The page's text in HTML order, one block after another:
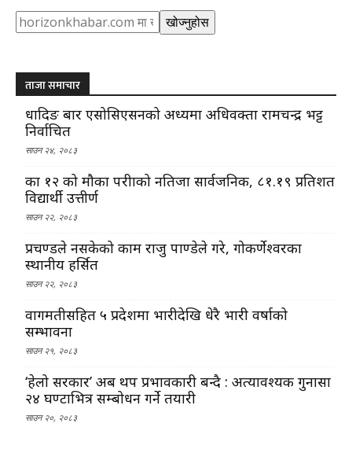
Search खोज्नुहोस
ताजा समाचार
धादिङ बार एसोसिएसनको अध्यक्षमा अधिवक्ता रामचन्द्र भट्ट
निर्वाचित
साउन २४, २०८३
कक्षा १२ को मौका परीक्षाको नतिजा सार्वजनिक, ८१.१९ प्रतिशत
विद्यार्थी उत्तीर्ण
साउन २२, २०८३
प्रचण्डले नसकेको काम राजु पाण्डेले गरे, गोकर्णेश्वरका
स्थानीय हर्सित
साउन २२, २०८३
वागमतीसहित ५ प्रदेशमा भारीदेखि धेरै भारी वर्षाको
सम्भावना
साउन २१, २०८३
‘हेलो सरकार’ अब थप प्रभावकारी बन्दै : अत्यावश्यक गुनासा
२४ घण्टाभित्र सम्बोधन गर्ने तयारी
साउन २०, २०८३